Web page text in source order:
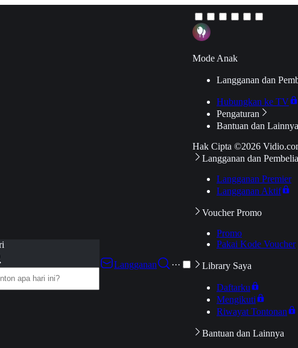
Langganan
···
Mode Anak
Langganan dan
Hubungkan ke TV
Pengaturan
Bantuan dan Lainnya
Hak Cipta ©2026
Langganan dan
Langganan Premier
Langganan Aktif
Voucher Promo
Promo
Pakai Kode Voucher
Library Saya
Daftarku
Mengikuti
Riwayat Tontonan
Bantuan dan Lainnya